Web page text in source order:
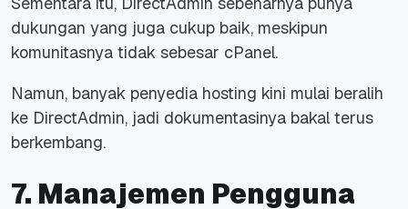
dukungan yang juga cukup baik, meskipun
komunitasnya tidak sebesar cPanel.
Namun, banyak penyedia hosting kini mulai beralih
ke DirectAdmin, jadi dokumentasinya bakal terus
berkembang.
7. Manajemen Pengguna